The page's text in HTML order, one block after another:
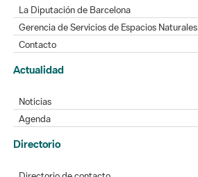
La Diputación de Barcelona
Gerencia de Servicios de Espacios Naturales
Contacto
Actualidad
Noticias
Agenda
Directorio